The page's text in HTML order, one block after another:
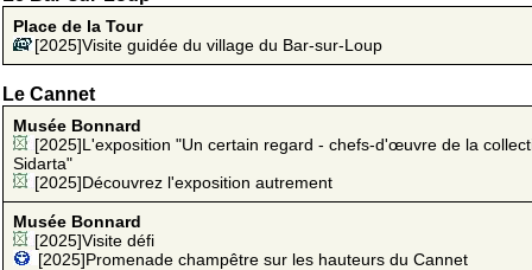
Place de la Tour
[2025]Visite guidée du village du Bar-sur-Loup
Le Cannet
Musée Bonnard
[2025]L'exposition "Un certain regard - chefs-d'œuvre de la
Sidarta"
[2025]Découvrez l'exposition autrement
Musée Bonnard
[2025]Visite défi
[2025]Promenade champêtre sur les hauteurs du Cannet